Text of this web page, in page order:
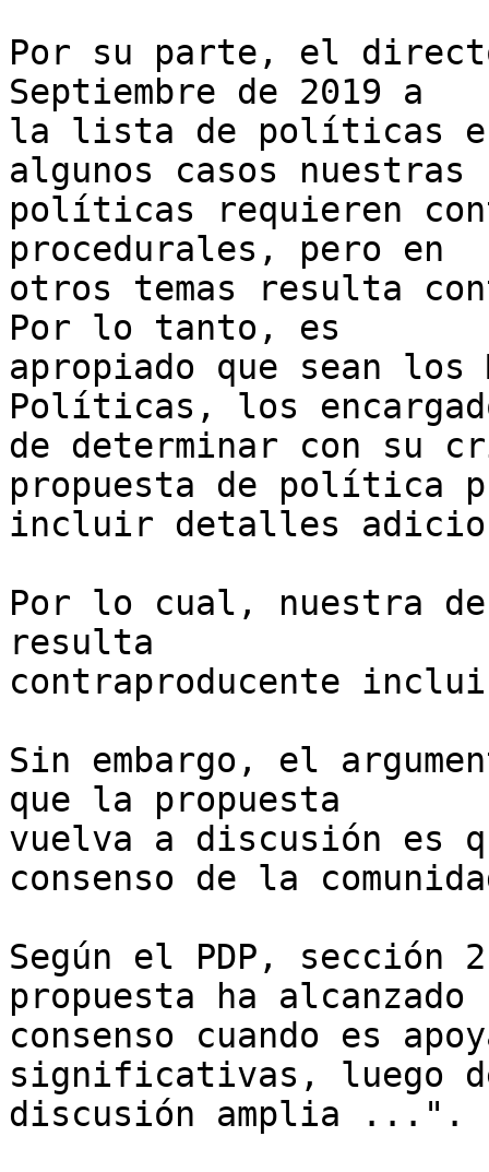
Por su parte, el
Septiembre de 2019 a
la lista de políticas
algunos casos nuestras
políticas requieren
procedurales, pero en
otros temas resulta
Por lo tanto, es
apropiado que sean los
Políticas, los
de determinar con su
propuesta de política
incluir detalles
Por lo cual, nuestra
resulta
contraproducente
Sin embargo, el
que la propuesta
vuelva a discusión es
consenso de la
Según el PDP,
propuesta ha alcanzado
consenso cuando es
significativas, luego
discusión amplia ...".